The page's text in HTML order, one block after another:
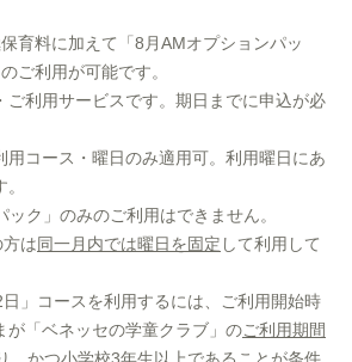
育料に加えて「8月AMオプションパッ
ご利用が可能です。
利用サービスです。期日までに申込が必
用コース・曜日のみ適用可。利用曜日にあ
ック」のみのご利用はできません。
は同一月内では曜日を固定 して利用して
」コースを利用するには、ご利用開始時
が「ベネッセの学童クラブ」のご利用期間